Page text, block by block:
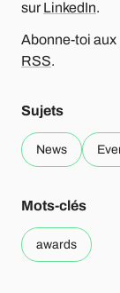
sur LinkedIn.
Abonne-toi aux
RSS.
Sujets
News
Mots-clés
awards